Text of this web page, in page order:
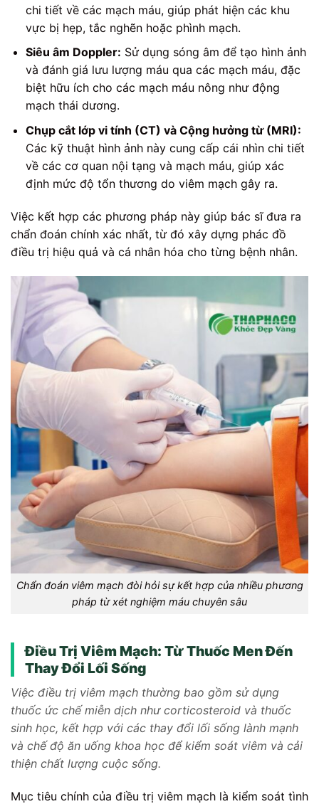
chi tiết về các mạch máu, giúp phát hiện các khu
vực bị hẹp, tắc nghẽn hoặc phình mạch.
Siêu âm Doppler: Sử dụng sóng âm để tạo hình ảnh
và đánh giá lưu lượng máu qua các mạch máu, đặc
biệt hữu ích cho các mạch máu nông như động
mạch thái dương.
Chụp cắt lớp vi tính (CT) và Cộng hưởng từ (MRI):
Các kỹ thuật hình ảnh này cung cấp cái nhìn chi tiết
về các cơ quan nội tạng và mạch máu, giúp xác
định mức độ tổn thương do viêm mạch gây ra.
Việc kết hợp các phương pháp này giúp bác sĩ đưa ra
chẩn đoán chính xác nhất, từ đó xây dựng phác đồ
điều trị hiệu quả và cá nhân hóa cho từng bệnh nhân.
Chẩn đoán viêm mạch đòi hỏi sự kết hợp của nhiều phương
pháp từ xét nghiệm máu chuyên sâu
Điều Trị Viêm Mạch: Từ Thuốc Men Đến
Thay Đổi Lối Sống
Việc điều trị viêm mạch thường bao gồm sử dụng
thuốc ức chế miễn dịch như corticosteroid và thuốc
sinh học, kết hợp với các thay đổi lối sống lành mạnh
và chế độ ăn uống khoa học để kiểm soát viêm và cải
thiện chất lượng cuộc sống.
Mục tiêu chính của điều trị viêm mạch là kiểm soát tình